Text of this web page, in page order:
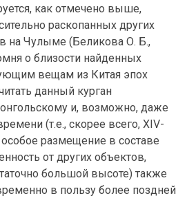
как отмечено выше,
раскопанных других
на Чулыме (Беликова О. Б.,
о близости найденных
вещам из Китая эпох
данный курган
и, возможно, даже
(т.е., скорее всего, XIV-
особое размещение в составе
от других объектов,
большой высоте) также
в пользу более поздней